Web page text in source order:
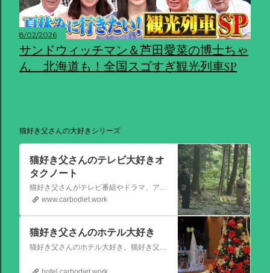
8/02/2026
サンドウィッチマン＆芦田愛菜の博士ちゃ
ん 北海道も！全国スゴすぎ観光列車SP
猫好き父さんの大好きシリーズ
猫好き父さんのテレビ大好きオ
タクノート
猫好き父さんがテレビ番組やドラマ、アニメ、特撮ヒーロー,そしてダイエットについて書いたブログです。
www.carbodiet.work
猫好き父さんのホテル大好き
猫好き父さんのホテル大好き。猫好き父さんが宿泊したホテルの情報を徒然なるままに書いていきます。